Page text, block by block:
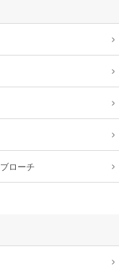
ブローチ